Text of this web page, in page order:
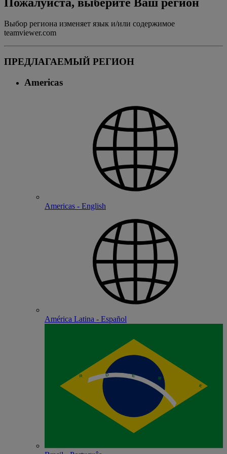
Выбор региона изменяет язык и/или содержимое
teamviewer.com
ПРЕДЛАГАЕМЫЙ РЕГИОН
Americas
Americas - English
América Latina - Español